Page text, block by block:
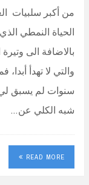
من أكبر سلبيات
الحياة النمطي
بالاضافة الى
والتي لا تهدأ
سنوات لم يسبق لي
شبه الكلي عن…
READ MORE